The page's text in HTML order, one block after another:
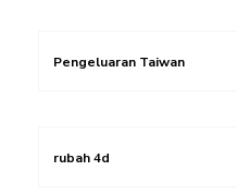
Pengeluaran Taiwan
rubah 4d